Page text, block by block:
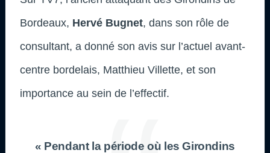
Bordeaux, Hervé Bugnet, dans son rôle de
consultant, a donné son avis sur l’actuel avant-
centre bordelais, Matthieu Villette, et son
importance au sein de l’effectif.
« Pendant la période où les Girondins